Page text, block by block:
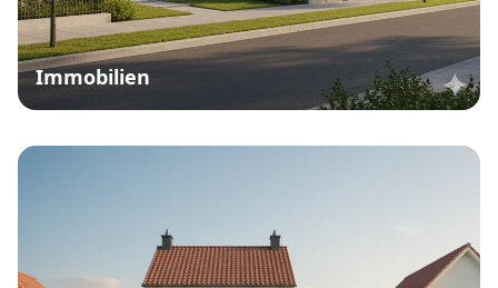
Immobilien